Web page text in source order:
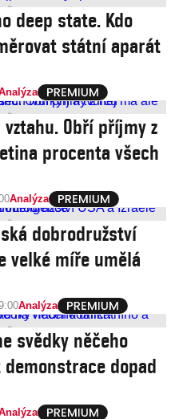
deep state. Kdo
státní aparát
Obří příjmy z
procenta všech
Analýza
dobrodružství
velké míře umělá
Analýza
svědky něčeho
dopad